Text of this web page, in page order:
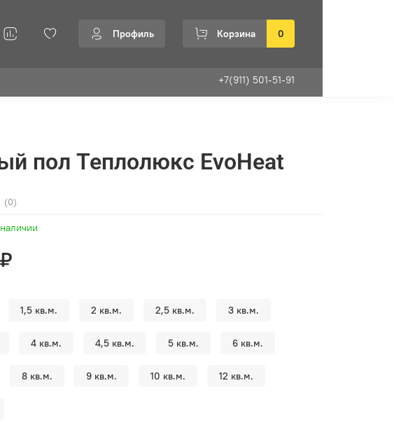
Профиль Корзина 0
+7(911) 501-51-91
(0)
пол Теплолюкс EvoHeat
1,5 кв.м. 2 кв.м. 2,5 кв.м. 3 кв.м.
4 кв.м. 4,5 кв.м. 5 кв.м. 6 кв.м.
8 кв.м. 9 кв.м. 10 кв.м. 12 кв.м.